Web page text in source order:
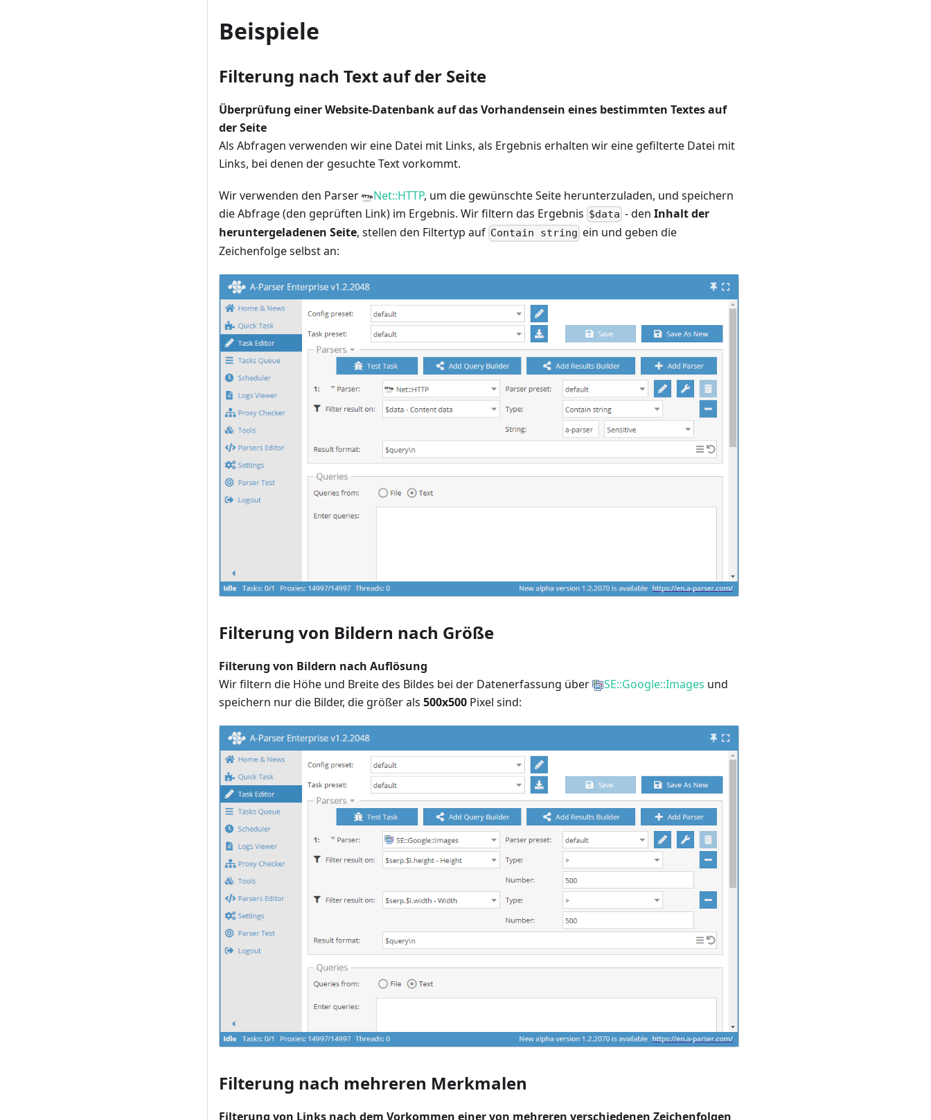
Beispiele
Filterung nach Text auf der Seite
Überprüfung einer Website-Datenbank auf das Vorhandensein eines bestimmten Textes auf
der Seite
Als Abfragen verwenden wir eine Datei mit Links, als Ergebnis erhalten wir eine gefilterte Datei mit
Links, bei denen der gesuchte Text vorkommt.
Wir verwenden den Parser Net::HTTP, um die gewünschte Seite herunterzuladen, und speichern
die Abfrage (den geprüften Link) im Ergebnis. Wir filtern das Ergebnis $data - denInhalt der
heruntergeladenen Seite, stellen den Filtertyp auf Contain string ein und geben die
Zeichenfolge selbst an:
Filterung von Bildern nach Größe
Filterung von Bildern nach Auflösung
Wir filtern die Höhe und Breite des Bildes bei der Datenerfassung über
SE::Google::Images und
speichern nur die Bilder, die größer als 500x500 Pixel sind:
Filterung nach mehreren Merkmalen
Filterung von Links nach dem Vorkommen einer von mehreren verschiedenen Zeichenfolgen